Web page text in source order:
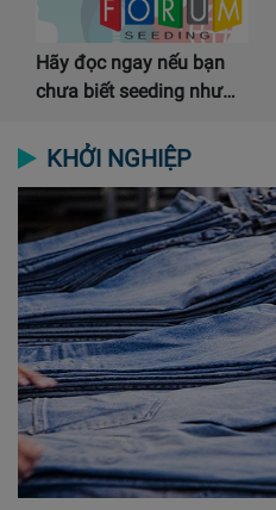
Hãy đọc ngay nếu bạn
chưa biết seeding như…
KHỞI NGHIỆP